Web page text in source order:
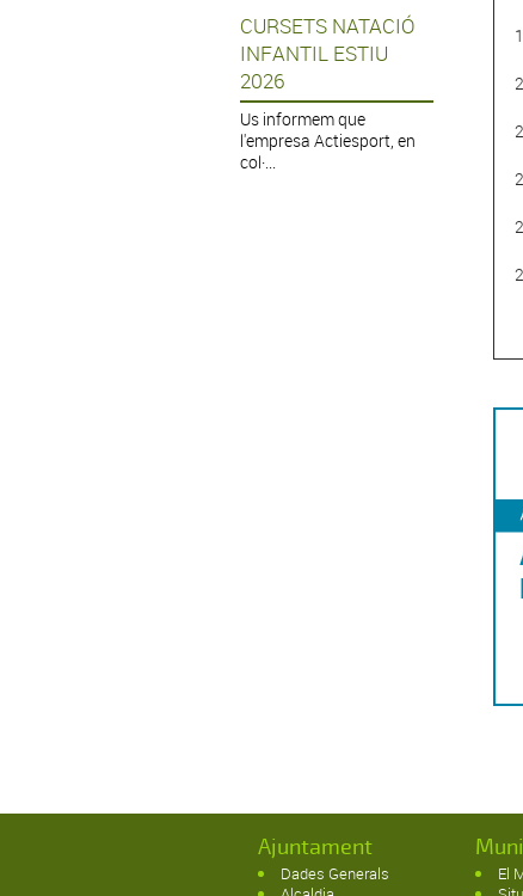
CURSETS NATACIÓ
INFANTIL ESTIU
2026
Us informem que
l'empresa Actiesport, en
col·...
Ajuntament
Dades Generals
El